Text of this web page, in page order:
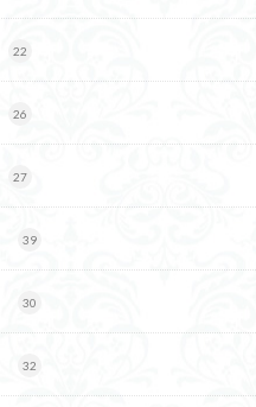
22
26
27
39
30
32